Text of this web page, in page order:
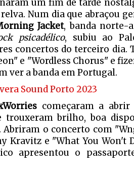
um fim de tarde
Num dia que abraçou
Jacket, banda norte-
psicadélico, subiu ao
concertos do terceiro dia.
e "Wordless Chorus" e
ver a banda em Portugal.
começaram a
trouxeram brilho, boa
o concerto com
Kravitz e "What You Won't
apresentou o